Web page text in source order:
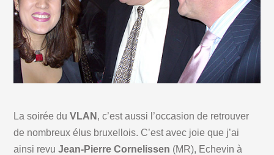
La soirée duVLAN , c’est aussi l’occasion de retrouver
de nombreux élus bruxellois. C’est avec joie que j’ai
ainsi revuJean-Pierre Cornelissen (MR), Echevin à